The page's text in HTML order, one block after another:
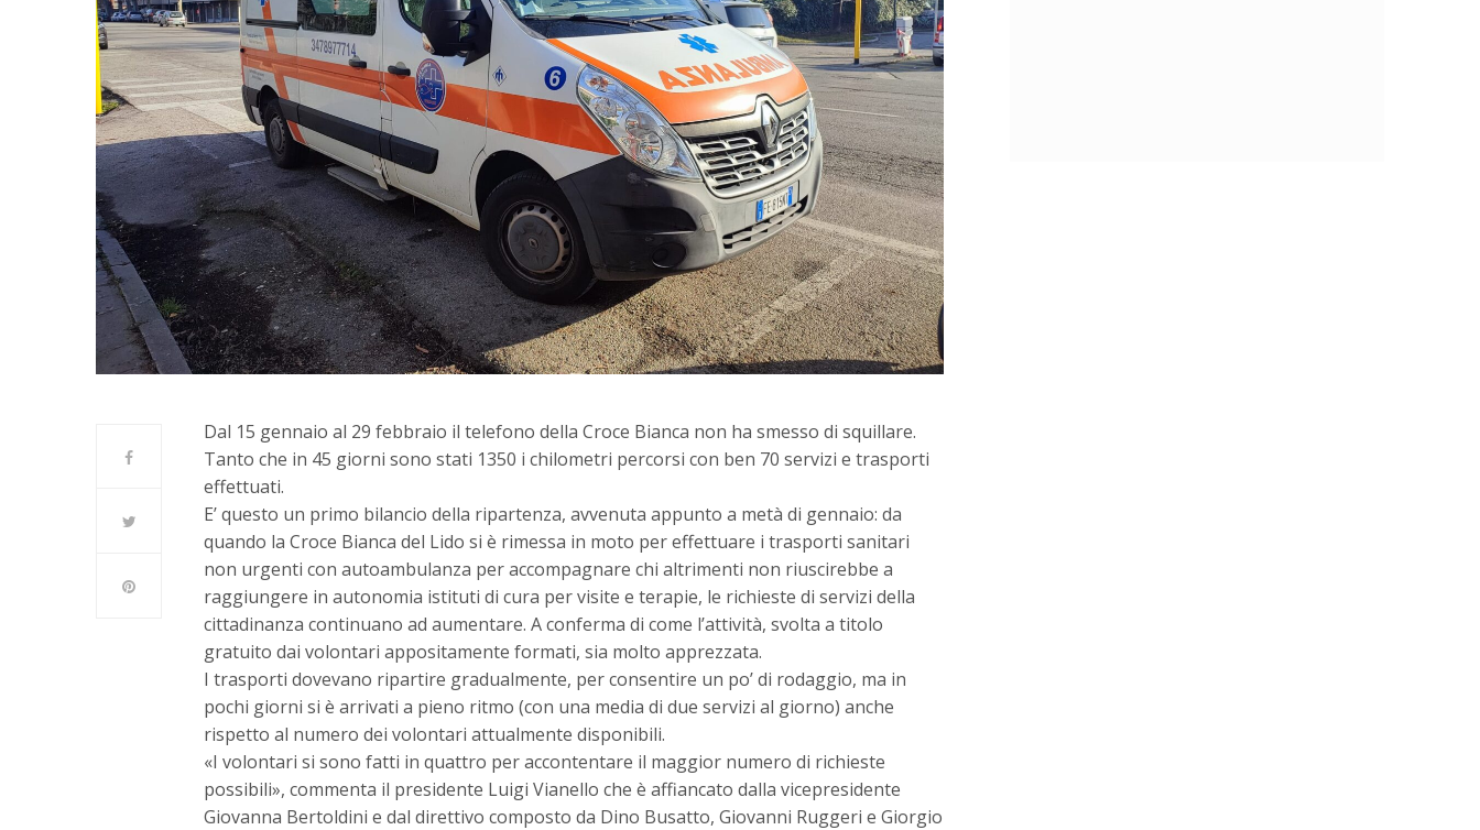
Dal 15 gennaio al 29 febbraio il telefono della Croce Bianca non ha smesso di squillare.
Tanto che in 45 giorni sono stati 1350 i chilometri percorsi con ben 70 servizi e trasporti
effettuati.
E’ questo un primo bilancio della ripartenza, avvenuta appunto a metà di gennaio: da
quando la Croce Bianca del Lido si è rimessa in moto per effettuare i trasporti sanitari
non urgenti con autoambulanza per accompagnare chi altrimenti non riuscirebbe a
raggiungere in autonomia istituti di cura per visite e terapie, le richieste di servizi della
cittadinanza continuano ad aumentare. A conferma di come l’attività, svolta a titolo
gratuito dai volontari appositamente formati, sia molto apprezzata.
I trasporti dovevano ripartire gradualmente, per consentire un po’ di rodaggio, ma in
pochi giorni si è arrivati a pieno ritmo (con una media di due servizi al giorno) anche
rispetto al numero dei volontari attualmente disponibili.
«I volontari si sono fatti in quattro per accontentare il maggior numero di richieste
possibili», commenta il presidente Luigi Vianello che è affiancato dalla vicepresidente
Giovanna Bertoldini e dal direttivo composto da Dino Busatto, Giovanni Ruggeri e Giorgio